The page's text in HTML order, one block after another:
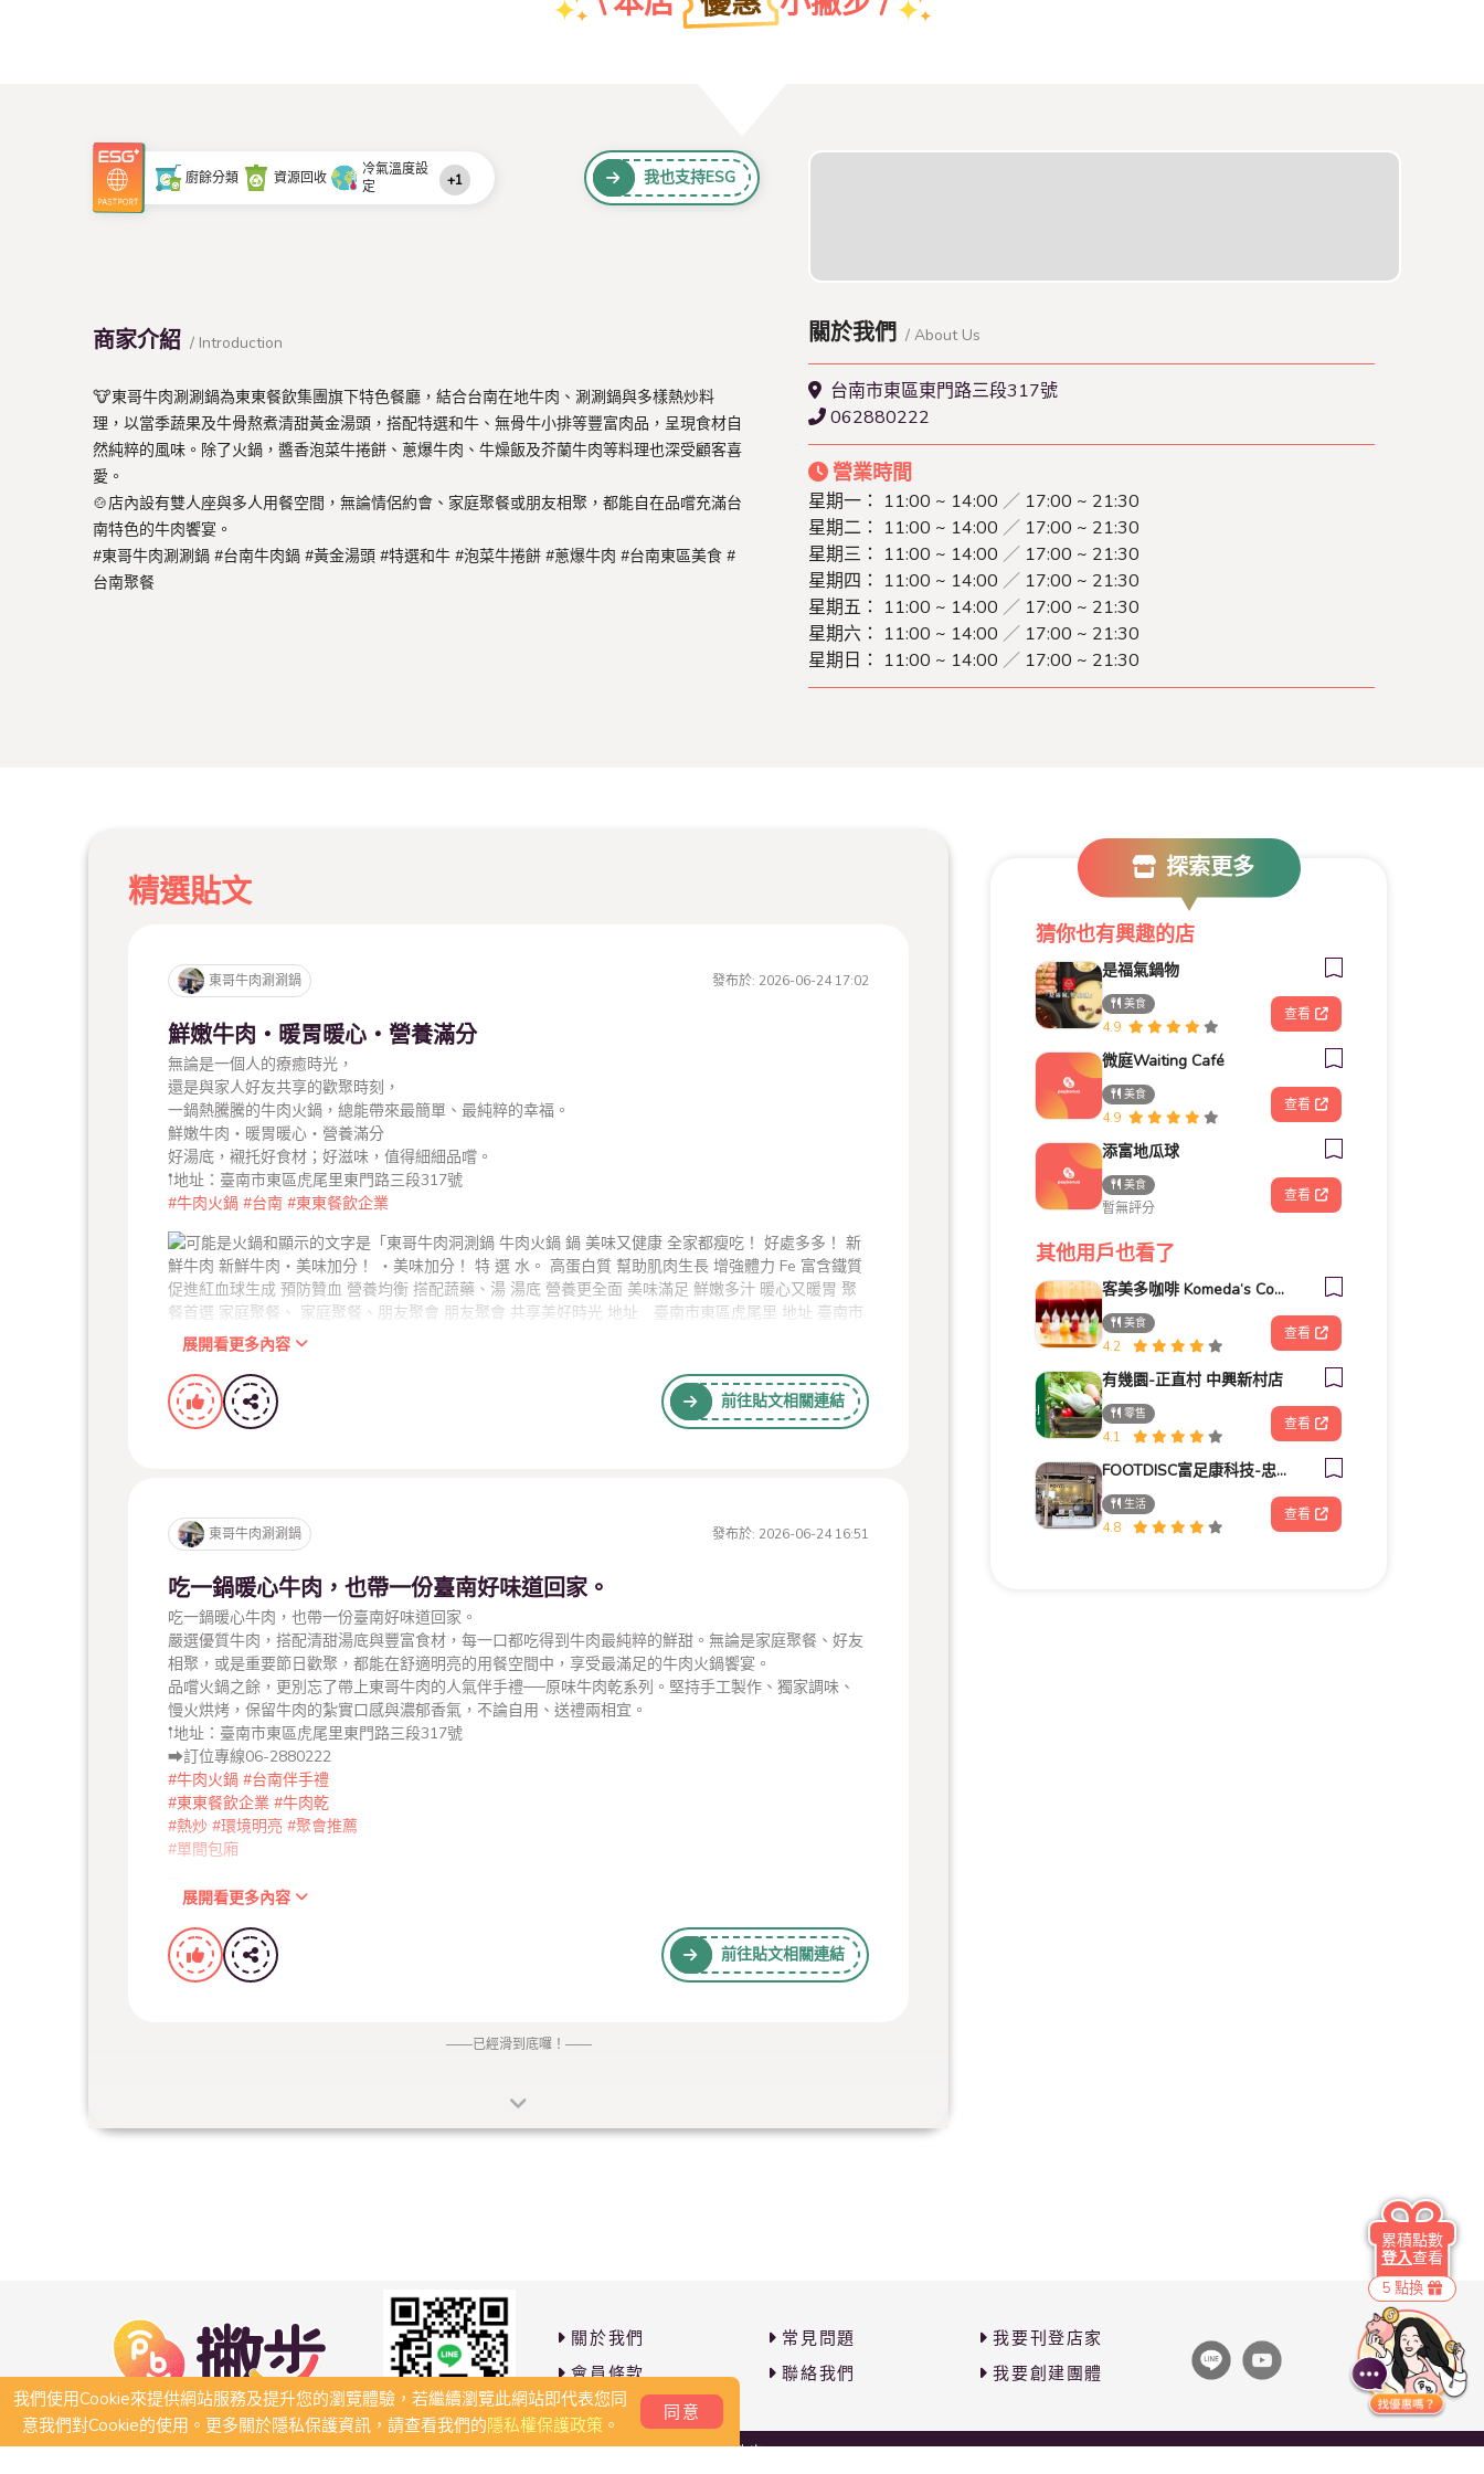
查看本店特約名單
廚餘分類 資源回收
冷氣溫度設
定
+1 我也支持ESG
商家介紹 / Introduction
🐮東哥牛肉涮涮鍋為東東餐飲集團旗下特色餐廳，結合台南在地牛肉、涮涮鍋與多樣熱炒料
理，以當季蔬果及牛骨熬煮清甜黃金湯頭，搭配特選和牛、無骨牛小排等豐富肉品，呈現食材自
然純粹的風味。除了火鍋，醬香泡菜牛捲餅、蔥爆牛肉、牛燥飯及芥蘭牛肉等料理也深受顧客喜
愛。
🍲店內設有雙人座與多人用餐空間，無論情侶約會、家庭聚餐或朋友相聚，都能自在品嚐充滿台
南特色的牛肉饗宴。
#東哥牛肉涮涮鍋 #台南牛肉鍋 #黃金湯頭 #特選和牛 #泡菜牛捲餅 #蔥爆牛肉 #台南東區美食 #
台南聚餐
關於我們 / About Us
台南市東區東門路三段317號
062880222
營業時間
星期一： 11:00 ~ 14:00 ／ 17:00 ~ 21:30
星期二： 11:00 ~ 14:00 ／ 17:00 ~ 21:30
星期三： 11:00 ~ 14:00 ／ 17:00 ~ 21:30
星期四： 11:00 ~ 14:00 ／ 17:00 ~ 21:30
星期五： 11:00 ~ 14:00 ／ 17:00 ~ 21:30
星期六： 11:00 ~ 14:00 ／ 17:00 ~ 21:30
星期日： 11:00 ~ 14:00 ／ 17:00 ~ 21:30
精選貼文
東哥牛肉涮涮鍋 發布於: 2026-06-24 17:02
鮮嫩牛肉・暖胃暖心・營養滿分
無論是一個人的療癒時光，
還是與家人好友共享的歡聚時刻，
一鍋熱騰騰的牛肉火鍋，總能帶來最簡單、最純粹的幸福。
鮮嫩牛肉・暖胃暖心・營養滿分
好湯底，襯托好食材；好滋味，值得細細品嚐。
𖡡地址：臺南市東區虎尾里東門路三段317號
#牛肉火鍋 #台南 #東東餐飲企業
展開看更多內容
前往貼文相關連結
東哥牛肉涮涮鍋 發布於: 2026-06-24 16:51
吃一鍋暖心牛肉，也帶一份臺南好味道回家。
吃一鍋暖心牛肉，也帶一份臺南好味道回家。
嚴選優質牛肉，搭配清甜湯底與豐富食材，每一口都吃得到牛肉最純粹的鮮甜。無論是家庭聚餐、好友
相聚，或是重要節日歡聚，都能在舒適明亮的用餐空間中，享受最滿足的牛肉火鍋饗宴。
品嚐火鍋之餘，更別忘了帶上東哥牛肉的人氣伴手禮──原味牛肉乾系列。堅持手工製作、獨家調味、
慢火烘烤，保留牛肉的紮實口感與濃郁香氣，不論自用、送禮兩相宜。
𖡡地址：臺南市東區虎尾里東門路三段317號
➡︎訂位專線06-2880222
#牛肉火鍋 #台南伴手禮
#東東餐飲企業 #牛肉乾
#熱炒 #環境明亮 #聚會推薦
#單間包廂
展開看更多內容
前往貼文相關連結
——已經滑到底囉！ ——
探索更多
猜你也有興趣的店
是福氣鍋物
美食
4.9
查看
微庭Waiting Café
美食
4.9
查看
添富地瓜球
美食
暫無評分
查看
其他用戶也看了
客美多咖啡 Komeda‘s Coffee - 台南小北店
美食
4.2
查看
有幾園-正直村 中興新村店
零售
4.1
查看
FOOTDISC富足康科技-忠孝直營門市
生活
4.8
查看
關於我們
會員條款
常見問題
聯絡我們
我要刊登店家
我要創建團體
Copyright 2026 © PB撇步. All rights reserved.
我們使用Cookie來提供網站服務及提升您的瀏覽體驗，若繼續瀏覽此網站即代表您同
意我們對Cookie的使用。更多關於隱私保護資訊，請查看我們的隱私權保護政策。
同意
5 點換
累積點數
登入查看